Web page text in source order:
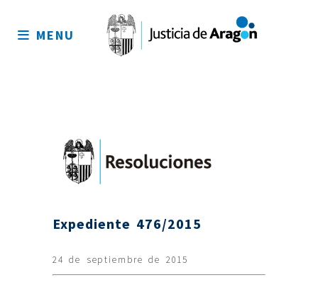
sitio
MENU
Expediente 476/2015
24 de septiembre de 2015